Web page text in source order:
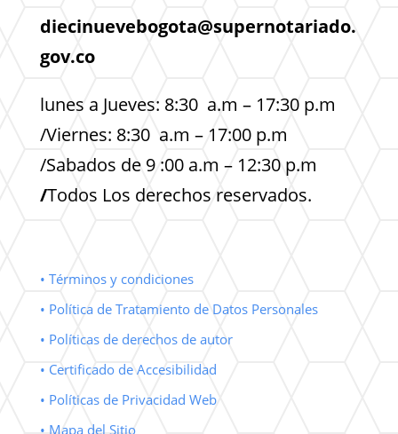
diecinuevebogota@supernotariado.
gov.co
lunes a Jueves: 8:30 a.m – 17:30 p.m
/Viernes: 8:30 a.m – 17:00 p.m
/Sabados de 9 :00 a.m – 12:30 p.m
/Todos Los derechos reservados.
• Términos y condiciones
• Política de Tratamiento de Datos Personales
• Políticas de derechos de autor
• Certificado de Accesibilidad
• Políticas de Privacidad Web
• Mapa del Sitio